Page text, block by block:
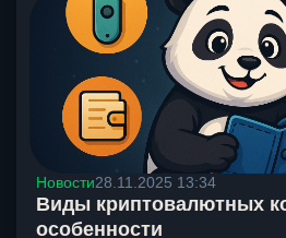
Новости28.11.2025 13:34
Виды криптовалютных
особенности